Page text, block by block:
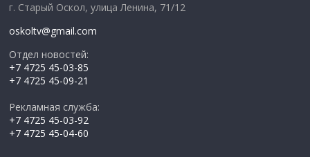
г. Старый Оскол, улица Ленина, 71/12
oskoltv@gmail.com
Отдел новостей:
+7 4725 45-03-85
+7 4725 45-09-21
Рекламная служба:
+7 4725 45-03-92
+7 4725 45-04-60